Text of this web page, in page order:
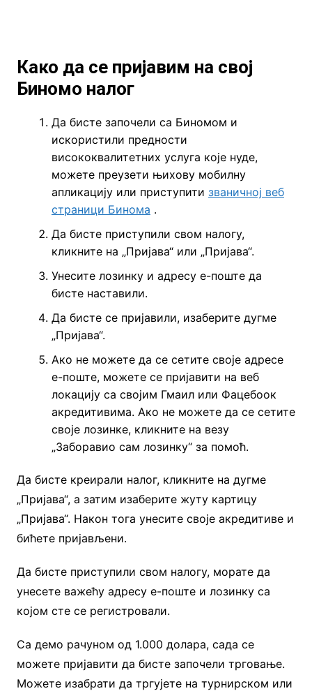
Како да се пријавим на свој
Биномо налог
Да бисте започели са Биномом и
искористили предности
висококвалитетних услуга које нуде,
можете преузети њихову мобилну
апликацију или приступити званичној веб
страници Бинома .
Да бисте приступили свом налогу,
кликните на „Пријава“ или „Пријава“.
Унесите лозинку и адресу е-поште да
бисте наставили.
Да бисте се пријавили, изаберите дугме
„Пријава“.
Ако не можете да се сетите своје адресе
е-поште, можете се пријавити на веб
локацију са својим Гмаил или Фацебоок
акредитивима. Ако не можете да се сетите
своје лозинке, кликните на везу
„Заборавио сам лозинку“ за помоћ.
Да бисте креирали налог, кликните на дугме
„Пријава“, а затим изаберите жуту картицу
„Пријава“. Након тога унесите своје акредитиве и
бићете пријављени.
Да бисте приступили свом налогу, морате да
унесете важећу адресу е-поште и лозинку са
којом сте се регистровали.
Са демо рачуном од 1.000 долара, сада се
можете пријавити да бисте започели трговање.
Можете изабрати да тргујете на турнирском или